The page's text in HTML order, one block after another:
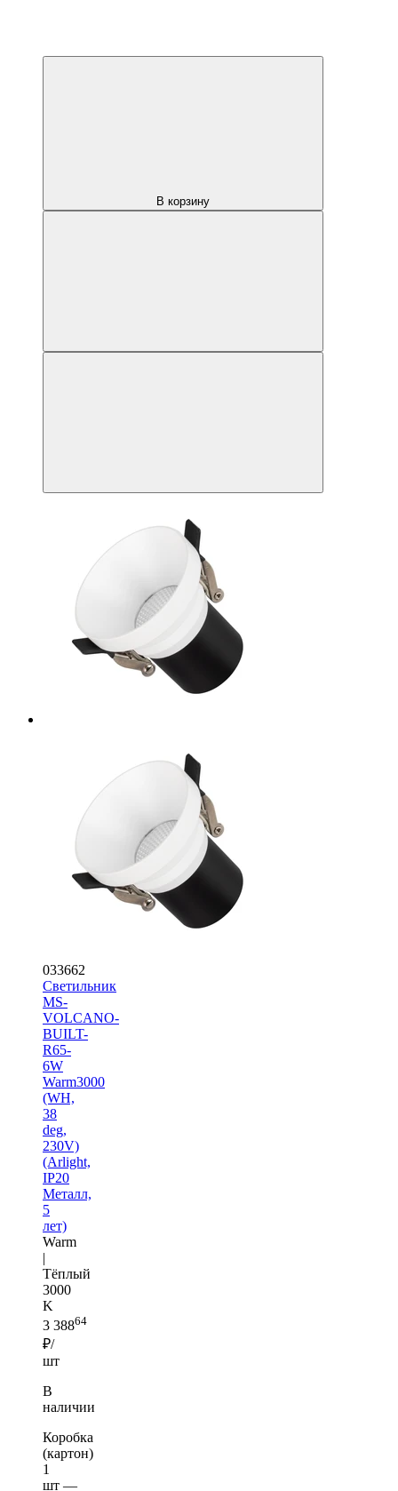
В корзину
033662
Светильник
MS-
VOLCANO-
BUILT-
R65-
6W
Warm3000
(WH,
38
deg,
230V)
(Arlight,
IP20
Металл,
5
лет)
Warm
|
Тёплый
3000
K
3 38864
₽/
шт
В
наличии
Коробка
(картон)
1
шт —